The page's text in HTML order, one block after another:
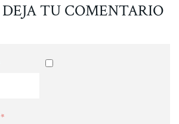
DEJA TU COMENTARIO
*